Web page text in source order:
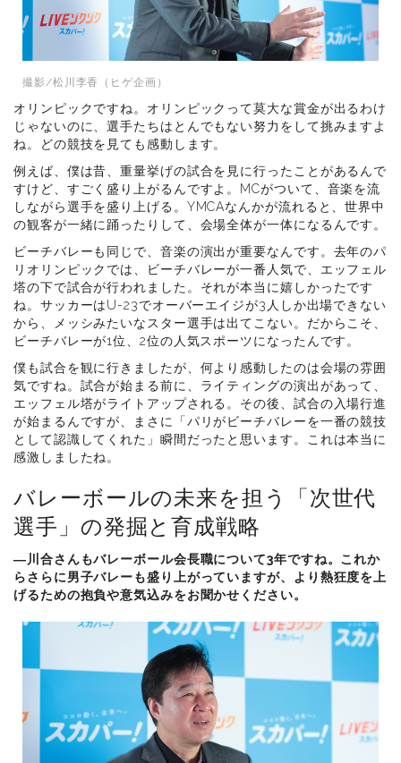
撮影/松川李香（ヒゲ企画）
オリンピックですね。オリンピックって莫大な賞金が出るわけ
じゃないのに、選手たちはとんでもない努力をして挑みますよ
ね。どの競技を見ても感動します。
例えば、僕は昔、重量挙げの試合を見に行ったことがあるんで
すけど、すごく盛り上がるんですよ。MCがついて、音楽を流
しながら選手を盛り上げる。YMCAなんかが流れると、世界中
の観客が一緒に踊ったりして、会場全体が一体になるんです。
ビーチバレーも同じで、音楽の演出が重要なんです。去年のパ
リオリンピックでは、ビーチバレーが一番人気で、エッフェル
塔の下で試合が行われました。それが本当に嬉しかったです
ね。サッカーはU-23でオーバーエイジが3人しか出場できない
から、メッシみたいなスター選手は出てこない。だからこそ、
ビーチバレーが1位、2位の人気スポーツになったんです。
僕も試合を観に行きましたが、何より感動したのは会場の雰囲
気ですね。試合が始まる前に、ライティングの演出があって、
エッフェル塔がライトアップされる。その後、試合の入場行進
が始まるんですが、まさに「パリがビーチバレーを一番の競技
として認識してくれた」瞬間だったと思います。これは本当に
感激しましたね。
バレーボールの未来を担う「次世代
選手」の発掘と育成戦略
―川合さんもバレーボール会長職について3年ですね。これか
らさらに男子バレーも盛り上がっていますが、より熱狂度を上
げるための抱負や意気込みをお聞かせください。